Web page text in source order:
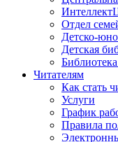
Отдел
Детско-
Детская
Читателям
Как стать
Услуги
График
Правила